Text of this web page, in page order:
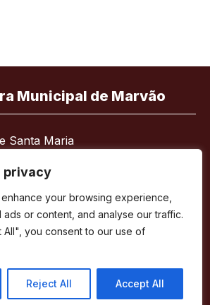
privacy
your browsing experience,
or content, and analyse our traffic.
you consent to our use of
Reject All Accept All
Municipal de Marvão
Santa Maria
245 909 130
909 526
geral@cm-marvao.pt
YouTubeInstagram